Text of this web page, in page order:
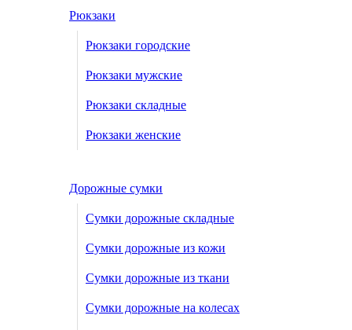
Рюкзаки
Рюкзаки городские
Рюкзаки мужские
Рюкзаки складные
Рюкзаки женские
Дорожные сумки
Сумки дорожные складные
Сумки дорожные из кожи
Сумки дорожные из ткани
Сумки дорожные на колесах